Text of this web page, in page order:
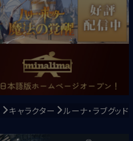
キャラクター ルーナ・ラブグッド